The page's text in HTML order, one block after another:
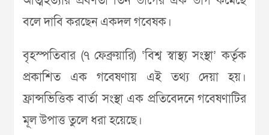
বলে দাবি করছেন একদল গবেষক।
বৃহস্পতিবার (৭ ফেব্রুয়ারি) ‘বিশ্ব স্বাস্থ্য সংস্থা’ কর্তৃক
প্রকাশিত এক গবেষণায় এই তথ্য দেয়া হয়।
ফ্রান্সভিত্তিক বার্তা সংস্থা এক প্রতিবেদনে গবেষণাটির
মূল উপাত্ত তুলে ধরা হয়েছে।